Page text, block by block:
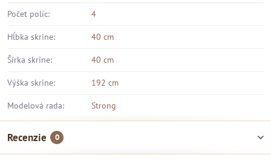
Počet políc: 4
Hĺbka skrine: 40 cm
Šírka skrine: 40 cm
Výška skrine: 192 cm
Modelová rada: Strong
Recenzie 0